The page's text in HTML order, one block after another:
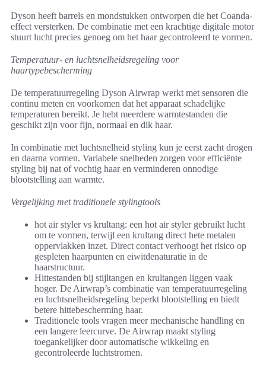
Dyson heeft barrels en mondstukken ontworpen die het Coanda-
effect versterken. De combinatie met een krachtige digitale motor
stuurt lucht precies genoeg om het haar gecontroleerd te vormen.
Temperatuur- en luchtsnelheidsregeling voor
haartypebescherming
De temperatuurregeling Dyson Airwrap werkt met sensoren die
continu meten en voorkomen dat het apparaat schadelijke
temperaturen bereikt. Je hebt meerdere warmtestanden die
geschikt zijn voor fijn, normaal en dik haar.
In combinatie met luchtsnelheid styling kun je eerst zacht drogen
en daarna vormen. Variabele snelheden zorgen voor efficiënte
styling bij nat of vochtig haar en verminderen onnodige
blootstelling aan warmte.
Vergelijking met traditionele stylingtools
hot air styler vs krultang: een hot air styler gebruikt lucht
om te vormen, terwijl een krultang direct hete metalen
oppervlakken inzet. Direct contact verhoogt het risico op
gespleten haarpunten en eiwitdenaturatie in de
haarstructuur.
Hittestanden bij stijltangen en krultangen liggen vaak
hoger. De Airwrap’s combinatie van temperatuurregeling
en luchtsnelheidsregeling beperkt blootstelling en biedt
betere hittebescherming haar.
Traditionele tools vragen meer mechanische handling en
een langere leercurve. De Airwrap maakt styling
toegankelijker door automatische wikkeling en
gecontroleerde luchtstromen.